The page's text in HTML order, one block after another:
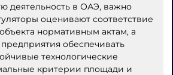
деятельность в ОАЭ, важно
оценивают соответствие
нормативным актам, а
обеспечивать
технологические
критерии площади и